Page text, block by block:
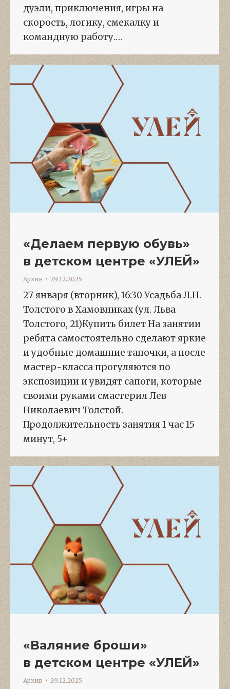
дуэли, приключения, игры на
скорость, логику, смекалку и
командную работу.…
«Делаем первую обувь»
в детском центре «УЛЕЙ»
Архив 29.12.2025
27 января (вторник), 16:30 Усадьба Л.Н.
Толстого в Хамовниках (ул. Льва
Толстого, 21)Купить билет На занятии
ребята самостоятельно сделают яркие
и удобные домашние тапочки, а после
мастер-класса прогуляются по
экспозиции и увидят сапоги, которые
своими руками смастерил Лев
Николаевич Толстой.
Продолжительность занятия 1 час 15
минут, 5+
«Валяние броши»
в детском центре «УЛЕЙ»
Архив 29.12.2025